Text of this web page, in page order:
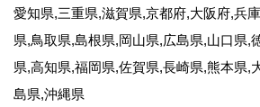
愛知県,三重県,滋賀県,京都府,大阪府,兵
県,鳥取県,島根県,岡山県,広島県,山口県,
県,高知県,福岡県,佐賀県,長崎県,熊本県,
島県,沖縄県